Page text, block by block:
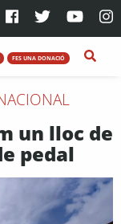
FES UNA DONACIÓ
un lloc de
pedal